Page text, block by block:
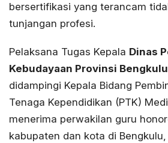
bersertifikasi yang terancam
tunjangan profesi.
Pelaksana Tugas Kepala Dinas
Kebudayaan Provinsi Bengkulu
didampingi Kepala Bidang
Tenaga Kependidikan (PTK)
menerima perwakilan guru
kabupaten dan kota di